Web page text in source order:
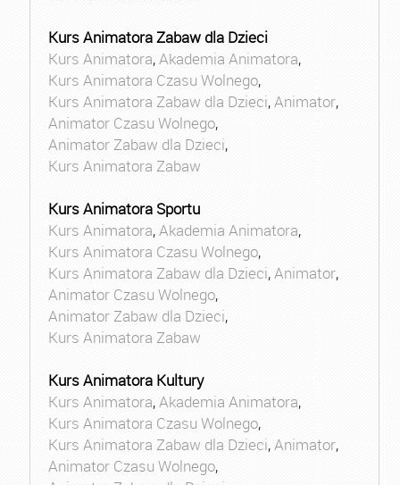
Kurs Animatora Zabaw dla Dzieci
Kurs Animatora,Akademia Animatora,
Kurs Animatora Czasu Wolnego,
Kurs Animatora Zabaw dla Dzieci,Animator,
Animator Czasu Wolnego,
Animator Zabaw dla Dzieci,
Kurs Animatora Zabaw
Kurs Animatora Sportu
Kurs Animatora,Akademia Animatora,
Kurs Animatora Czasu Wolnego,
Kurs Animatora Zabaw dla Dzieci,Animator,
Animator Czasu Wolnego,
Animator Zabaw dla Dzieci,
Kurs Animatora Zabaw
Kurs Animatora Kultury
Kurs Animatora,Akademia Animatora,
Kurs Animatora Czasu Wolnego,
Kurs Animatora Zabaw dla Dzieci,Animator,
Animator Czasu Wolnego,